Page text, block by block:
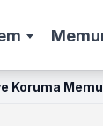
Koruma